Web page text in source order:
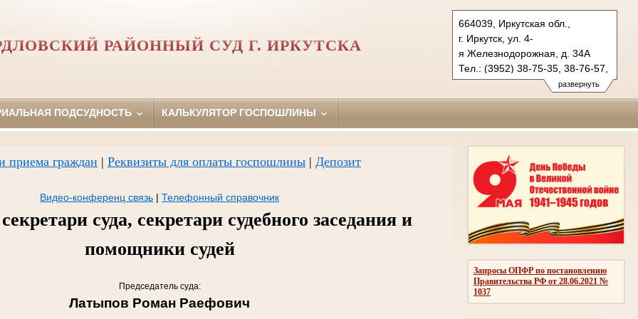
развернуть
664039, Иркутская обл.,
г. Иркутск, ул. 4-
я Железнодорожная, д. 34A
Тел.: (3952) 38-75-35, 38-76-57,
38-37-70 (ф.)
sverdlovsky.irk@sudrf.ru
РАЙОННЫЙ СУД Г. ИРКУТСКА
ПОДСУДНОСТЬ КАЛЬКУЛЯТОР ГОСПОШЛИНЫ
Запросы ОПФР по постановлению
Правительства РФ от 28.06.2021 №
1037
приема граждан | Реквизиты для оплаты госпошлины | Депозит
Видео-конференц связь | Телефонный справочник
суда, секретари судебного заседания и
помощники судей
Председатель суда:
Латыпов Роман Раефович